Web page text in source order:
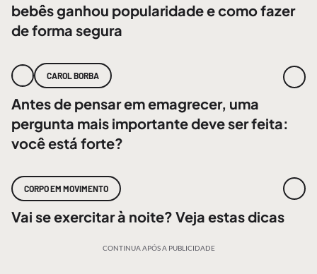
bebês ganhou popularidade e como fazer
de forma segura
CAROL BORBA
Antes de pensar em emagrecer, uma
pergunta mais importante deve ser feita:
você está forte?
CORPO EM MOVIMENTO
Vai se exercitar à noite? Veja estas dicas
CONTINUA APÓS A PUBLICIDADE